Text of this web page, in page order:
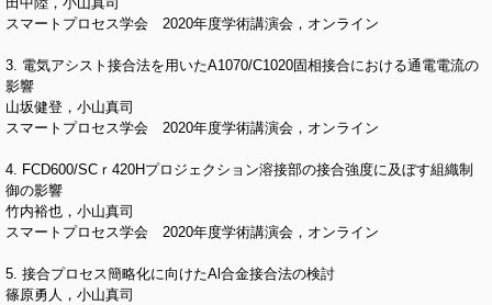
スマートプロセス学会 2020年度学術講演会，オンライン
3. 電気アシスト接合法を用いたA1070/C1020固相接合における通電電流の
影響
山坂健登，小山真司
スマートプロセス学会 2020年度学術講演会，オンライン
4. FCD600/SCｒ420Hプロジェクション溶接部の接合強度に及ぼす組織制
御の影響
竹内裕也，小山真司
スマートプロセス学会 2020年度学術講演会，オンライン
5. 接合プロセス簡略化に向けたAl合金接合法の検討
篠原勇人，小山真司